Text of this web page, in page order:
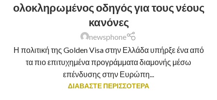
ολοκληρωμένος οδηγός για τους νέους
κανόνες
newsphone
Η πολιτική της Golden Visa στην Ελλάδα υπήρξε ένα από
τα πιο επιτυχημένα προγράμματα διαμονής μέσω
επένδυσης στην Ευρώπη...
ΔΙΑΒΑΣΤΕ ΠΕΡΙΣΣΟΤΕΡΑ